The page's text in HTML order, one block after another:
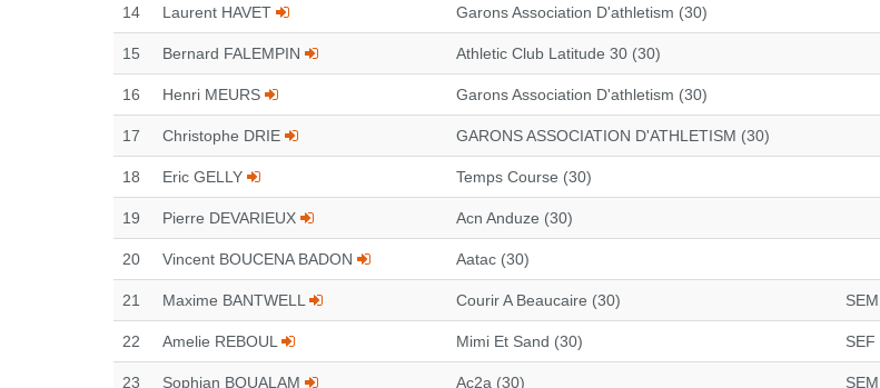
14 Laurent HAVET Garons Association D'athletism (30)
15 Bernard FALEMPIN Athletic Club Latitude 30 (30)
16 Henri MEURS Garons Association D'athletism (30)
17 Christophe DRIE GARONS ASSOCIATION D'ATHLETISM (30)
18 Eric GELLY Temps Course (30)
19 Pierre DEVARIEUX Acn Anduze (30)
20 Vincent BOUCENA BADON Aatac (30)
21 Maxime BANTWELL Courir A Beaucaire (30) SEM
22 Amelie REBOUL Mimi Et Sand (30) SEF
23 Sophian BOUALAM Ac2a (30) SEM